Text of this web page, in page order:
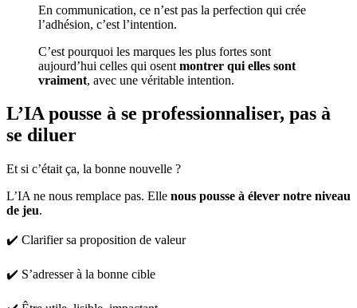
En communication, ce n’est pas la perfection qui crée
l’adhésion, c’est l’intention.
C’est pourquoi les marques les plus fortes sont
aujourd’hui celles qui osent montrer qui elles sont
vraiment, avec une véritable intention.
L’IA pousse à se professionnaliser, pas à
se diluer
Et si c’était ça, la bonne nouvelle ?
L’IA ne nous remplace pas. Elle nous pousse à élever notre niveau
de jeu.
✔️ Clarifier sa proposition de valeur
✔️ S’adresser à la bonne cible